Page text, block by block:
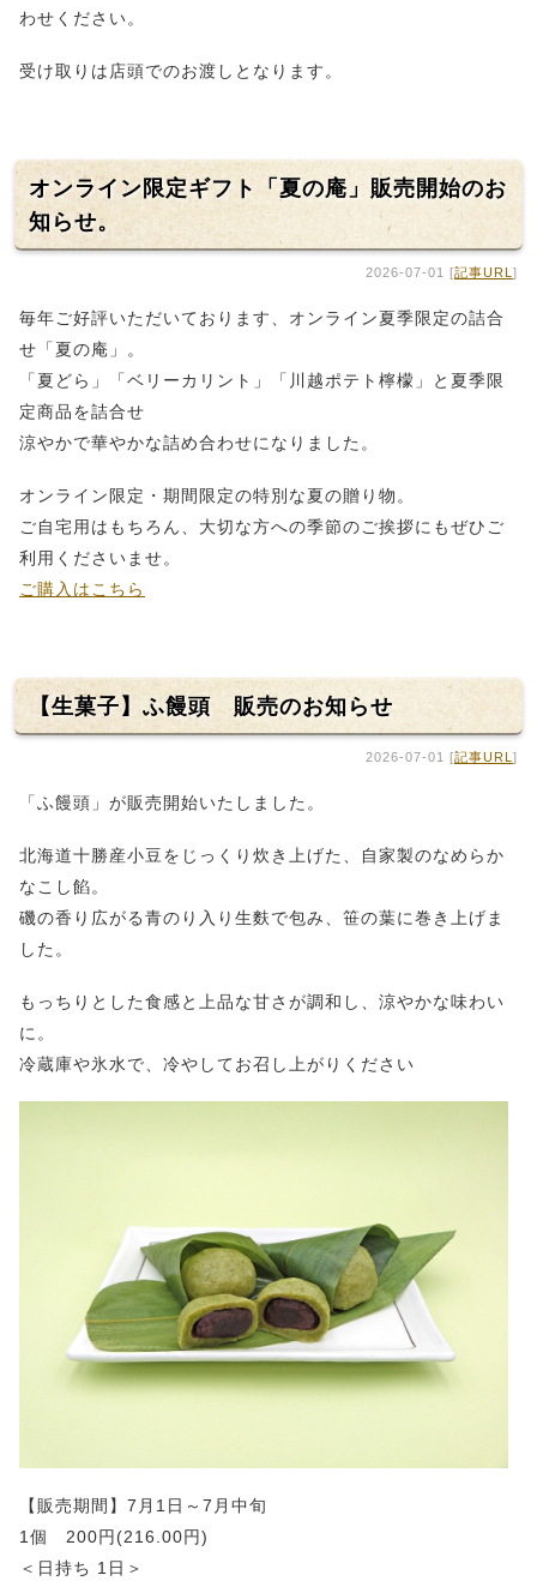
わせください。
受け取りは店頭でのお渡しとなります。
オンライン限定ギフト「夏の庵」販売開始のお
知らせ。
2026-07-01 [記事URL]
毎年ご好評いただいております、オンライン夏季限定の詰合
せ「夏の庵」。
「夏どら」「ベリーカリント」「川越ポテト檸檬」と夏季限
定商品を詰合せ
涼やかで華やかな詰め合わせになりました。
オンライン限定・期間限定の特別な夏の贈り物。
ご自宅用はもちろん、大切な方への季節のご挨拶にもぜひご
利用くださいませ。
ご購入はこちら
【生菓子】ふ饅頭 販売のお知らせ
2026-07-01 [記事URL]
「ふ饅頭」が販売開始いたしました。
北海道十勝産小豆をじっくり炊き上げた、自家製のなめらか
なこし餡。
磯の香り広がる青のり入り生麩で包み、笹の葉に巻き上げま
した。
もっちりとした食感と上品な甘さが調和し、涼やかな味わい
に。
冷蔵庫や氷水で、冷やしてお召し上がりください
【販売期間】7月1日～7月中旬
1個 200円(216.00円)
＜日持ち 1日＞